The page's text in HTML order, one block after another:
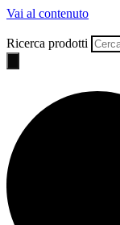
Vai al contenuto
Ricerca prodotti